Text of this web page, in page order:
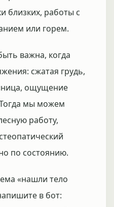
близких, работы с
или горем.
важна, когда
сжатая грудь,
ощущение
мы можем
работу,
по состоянию.
«нашли тело
в бот: